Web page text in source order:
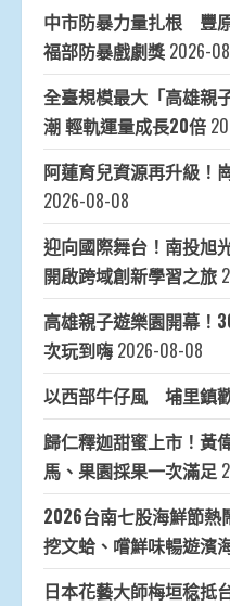
中市防暴力量扎根 豐
福部防暴戲劇獎 2026-
全臺規模最大「高雄親
潮 輕軌運量成長20倍
阿蓮育兒資源再升級！
2026-08-08
迎向國際舞台！南投旭
開啟跨域創新學習之旅
高雄親子遊樂園開幕！
次玩到嗨 2026-08-08
以西部牛仔風 埔里鎮
歸仁釋迦甜蜜上市！黃
馬、果園採果一次滿足
2026台南七股海鮮節
挖文蛤、嚐鮮味暢遊濱
日本花藝大師梅垣稔